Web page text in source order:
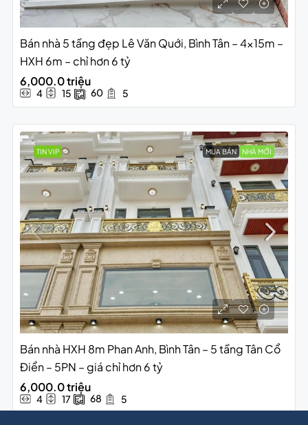
Bán nhà 5 tầng đẹp Lê Văn Quới, Bình Tân – 4x15m –
HXH 6m – chỉ hơn 6 tỷ
6,000.0 triệu
4 15 60 5
TIN VIP MUA BÁN NHÀ MỚI
Bán nhà HXH 8m Phan Anh, Bình Tân – 5 tầng Tân Cổ
Điển – 5PN – giá chỉ hơn 6 tỷ
6,000.0 triệu
4 17 68 5